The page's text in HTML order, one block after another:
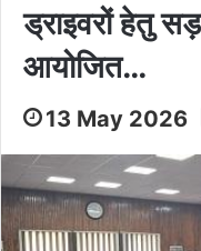
ड्राइवरों हेतु
आयोजित…
13 May 2026